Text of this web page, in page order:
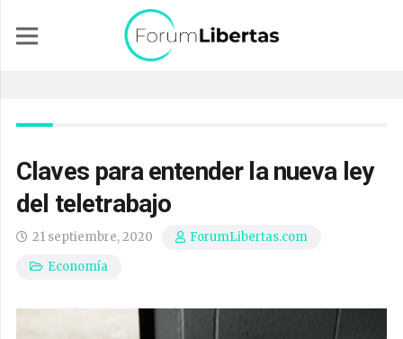
Claves para entender la nueva ley
del teletrabajo
21 septiembre, 2020
ForumLibertas.com
Economía